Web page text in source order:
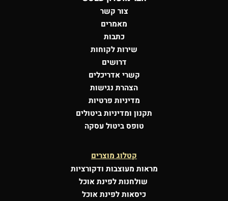
צור קשר
מאמרים
כתבות
שירות לקוחות
דרושים
קשרי אדריכלים
הצהרת נגישות
מדיניות פרטיות
תקנון ומדיניות ביטולים
טופס ביטול עסקה
קטלוג מוצרים
מראות מעוצבות ודקורציות
שולחנות לפינת אוכל
כיסאות לפינת אוכל